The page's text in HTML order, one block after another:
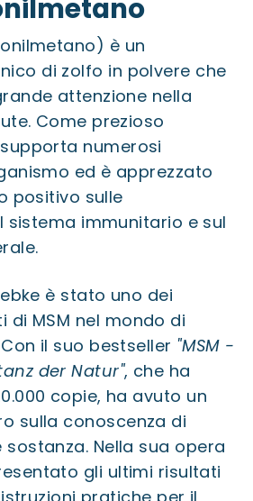
è un
di zolfo in polvere che
attenzione nella
Come prezioso
numerosi
ed è apprezzato
positivo sulle
sistema immunitario e sul
è stato uno dei
di MSM nel mondo di
il suo bestseller "MSM -
der Natur", che ha
copie, ha avuto un
sulla conoscenza di
Nella sua opera
gli ultimi risultati